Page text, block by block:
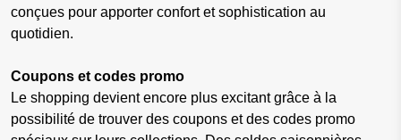
conçues pour apporter confort et sophistication au
quotidien.
Coupons et codes promo
Le shopping devient encore plus excitant grâce à la
possibilité de trouver des coupons et des codes promo